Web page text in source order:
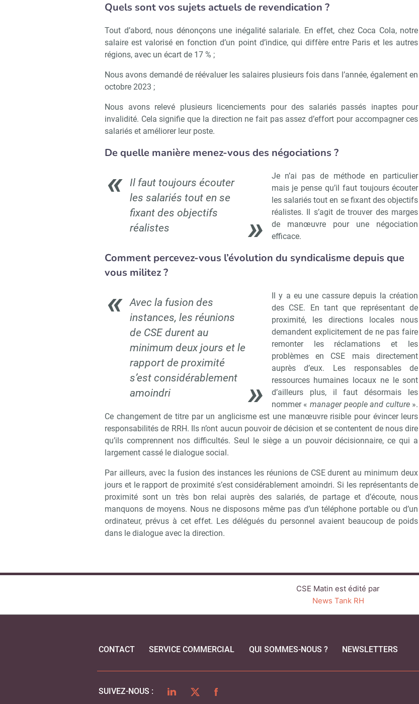
Quels sont vos sujets actuels de revendication ?
Tout d’abord, nous dénonçons une inégalité salariale. En effet, chez Coca Cola, notre
salaire est valorisé en fonction d’un point d’indice, qui diffère entre Paris et les autres
régions, avec un écart de 17 % ;
Nous avons demandé de réévaluer les salaires plusieurs fois dans l’année, également en
octobre 2023 ;
Nous avons relevé plusieurs licenciements pour des salariés passés inaptes pour
invalidité. Cela signifie que la direction ne fait pas assez d’effort pour accompagner ces
salariés et améliorer leur poste.
De quelle manière menez-vous des négociations ?
Il faut toujours écouter
les salariés tout en se
fixant des objectifs
réalistes
Je n’ai pas de méthode en particulier
mais je pense qu’il faut toujours écouter
les salariés tout en se fixant des objectifs
réalistes. Il s’agit de trouver des marges
de manœuvre pour une négociation
efficace.
Comment percevez-vous l’évolution du syndicalisme depuis que
vous militez ?
Avec la fusion des
instances, les réunions
de CSE durent au
minimum deux jours et le
rapport de proximité
s’est considérablement
amoindri
Il y a eu une cassure depuis la création
des CSE. En tant que représentant de
proximité, les directions locales nous
demandent explicitement de ne pas faire
remonter les réclamations et les
problèmes en CSE mais directement
auprès d’eux. Les responsables de
ressources humaines locaux ne le sont
d’ailleurs plus, il faut désormais les
nommer « manager people and culture».
Ce changement de titre par un anglicisme est une manœuvre risible pour évincer leurs
responsabilités de RRH. Ils n’ont aucun pouvoir de décision et se contentent de nous dire
qu’ils comprennent nos difficultés. Seul le siège a un pouvoir décisionnaire, ce qui a
largement cassé le dialogue social.
Par ailleurs, avec la fusion des instances les réunions de CSE durent au minimum deux
jours et le rapport de proximité s’est considérablement amoindri. Si les représentants de
proximité sont un très bon relai auprès des salariés, de partage et d’écoute, nous
manquons de moyens. Nous ne disposons même pas d’un téléphone portable ou d’un
ordinateur, prévus à cet effet. Les délégués du personnel avaient beaucoup de poids
dans le dialogue avec la direction.
CSE Matin est édité par
News Tank RH
CONTACT SERVICE COMMERCIAL QUI SOMMES-NOUS ? NEWSLETTERS
SUIVEZ-NOUS : LINKEDINTWITTERFACEBOOK